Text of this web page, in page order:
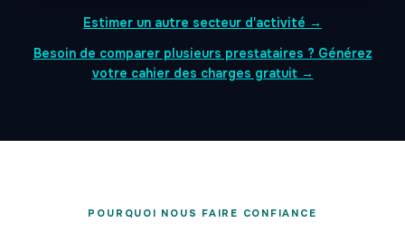
Estimer un autre secteur d'activité →
Besoin de comparer plusieurs prestataires ? Générez
votre cahier des charges gratuit →
POURQUOI NOUS FAIRE CONFIANCE